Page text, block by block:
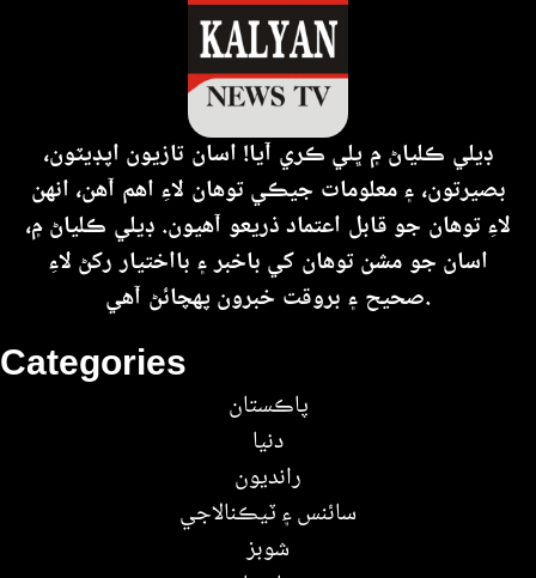
Categories
پاڪستان
دنيا
رانديون
سائنس ۽ ٽيڪنالاجي
شوبز
ڊيلي ڪلياڻ ۾ ڀلي ڪري آيا! اسان تازيون اپڊيٽون،
بصيرتون، ۽ معلومات جيڪي توهان لاءِ اهم آهن، انهن
لاءِ توهان جو قابل اعتماد ذريعو آهيون. ڊيلي ڪلياڻ ۾،
اسان جو مشن توهان کي باخبر ۽ بااختيار رکڻ لاءِ
صحيح ۽ بروقت خبرون پهچائڻ آهي.